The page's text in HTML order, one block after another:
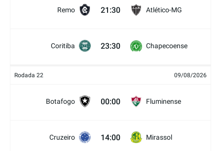
Remo 21:30 Atlético-MG
Coritiba 23:30 Chapecoense
Rodada 22 09/08/2026
Botafogo 00:00 Fluminense
Cruzeiro 14:00 Mirassol